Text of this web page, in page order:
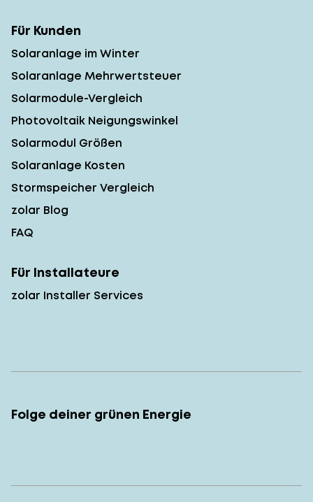
Für Kunden
Solaranlage im Winter
Solaranlage Mehrwertsteuer
Solarmodule-Vergleich
Photovoltaik Neigungswinkel
Solarmodul Größen
Solaranlage Kosten
Stormspeicher Vergleich
zolar Blog
FAQ
Für Installateure
zolar Installer Services
Folge deiner grünen Energie